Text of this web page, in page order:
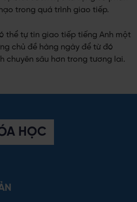
trong quá trình giao tiếp.
thể tự tin giao tiếp tiếng Anh một
chủ đề hàng ngày để từ đó
chuyên sâu hơn trong tương lai.
HỌC